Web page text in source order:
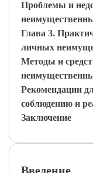
Проблемы и
Глава 3.
личных
Методы и
Рекомендации
соблюдению и
Заключение
Введение